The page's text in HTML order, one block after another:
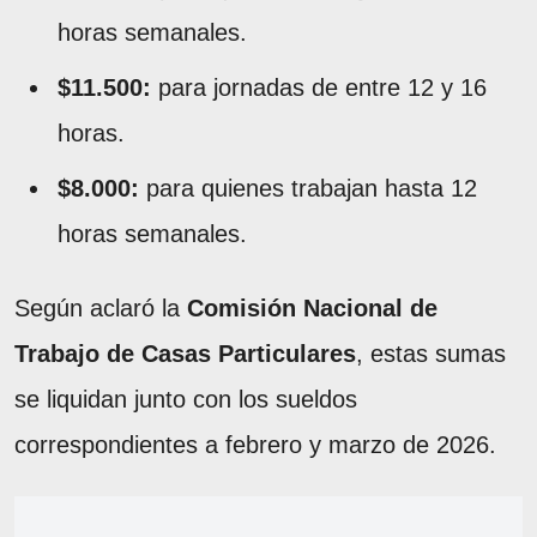
horas semanales.
$11.500: para jornadas de entre 12 y 16
horas.
$8.000: para quienes trabajan hasta 12
horas semanales.
Según aclaró la Comisión Nacional de
Trabajo de Casas Particulares, estas sumas
se liquidan junto con los sueldos
correspondientes a febrero y marzo de 2026.